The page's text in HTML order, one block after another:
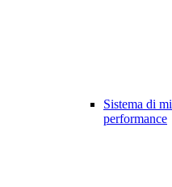
Sistema di
performance